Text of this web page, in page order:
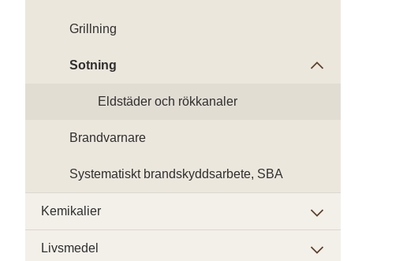
Grillning
Sotning
Eldstäder och rökkanaler
Brandvarnare
Systematiskt brandskyddsarbete, SBA
Kemikalier
Livsmedel